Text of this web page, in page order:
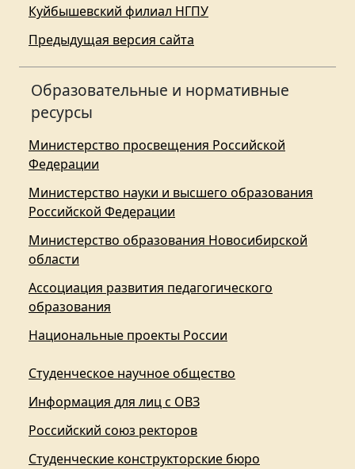
Куйбышевский филиал НГПУ
Предыдущая версия сайта
Образовательные и нормативные
ресурсы
Министерство просвещения Российской
Федерации
Министерство науки и высшего образования
Российской Федерации
Министерство образования Новосибирской
области
Ассоциация развития педагогического
образования
Национальные проекты России
Студенческое научное общество
Информация для лиц с ОВЗ
Российский союз ректоров
Студенческие конструкторские бюро